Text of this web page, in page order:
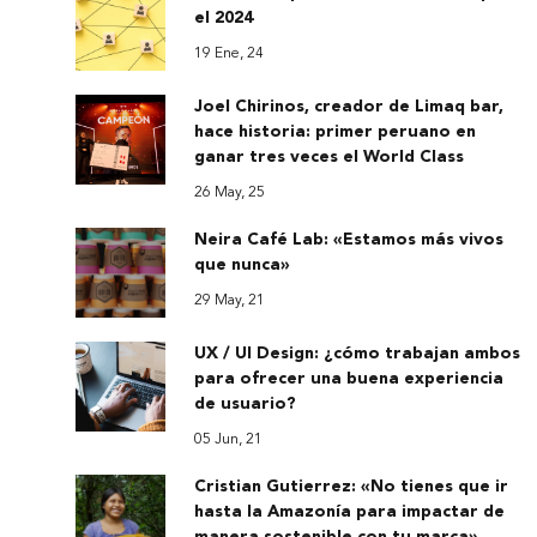
el 2024
19 Ene, 24
Joel Chirinos, creador de Limaq bar,
hace historia: primer peruano en
ganar tres veces el World Class
26 May, 25
Neira Café Lab: «Estamos más vivos
que nunca»
29 May, 21
UX / UI Design: ¿cómo trabajan ambos
para ofrecer una buena experiencia
de usuario?
05 Jun, 21
Cristian Gutierrez: «No tienes que ir
hasta la Amazonía para impactar de